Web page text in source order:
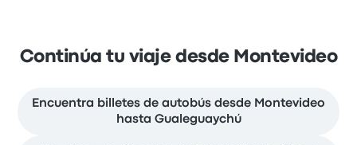
Continúa tu viaje desde Montevideo
Encuentra billetes de autobús desde Montevideo
hasta Gualeguaychú